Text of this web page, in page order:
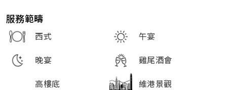
服務範疇
西式
午宴
晚宴
雞尾酒會
高樓底
維港景觀